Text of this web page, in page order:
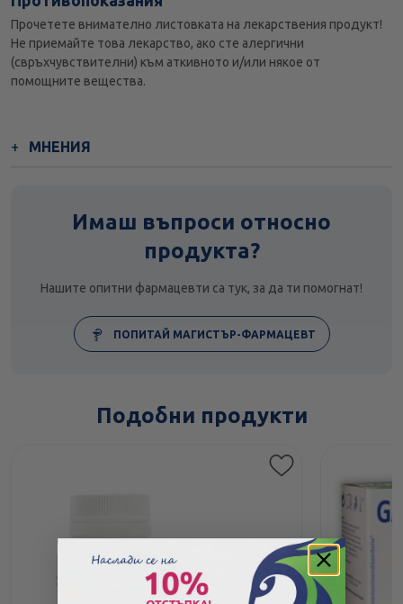
Прочетете внимателно листовката на лекарствения продукт!
Не приемайте това лекарство, ако сте алергични
(свръхчувствителни) към аткивното и/или някое от
помощните вещества.
МНЕНИЯ
Имаш въпроси относно
продукта?
Нашите опитни фармацевти са тук, за да ти помогнат!
ПОПИТАЙ МАГИСТЪР-ФАРМАЦЕВТ
Подобни продукти